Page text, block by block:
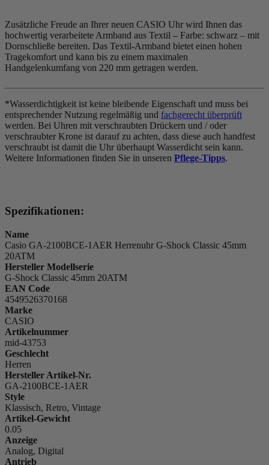
Zusätzliche Freude an Ihrer neuen CASIO Uhr wird Ihnen das
hochwertig verarbeitete Armband aus Textil – Farbe: schwarz – mit
Dornschließe bereiten. Das Textil-Armband bietet einen hohen
Tragekomfort und kann bis zu einem maximalen
Handgelenkumfang von 220 mm getragen werden.
*Wasserdichtigkeit ist keine bleibende Eigenschaft und muss bei
entsprechender Nutzung regelmäßig und fachgerecht überprüft
werden. Bei Uhren mit verschraubten Drückern und / oder
verschraubter Krone ist darauf zu achten, dass diese auch handfest
verschraubt ist damit die Uhr überhaupt Wasserdicht sein kann.
Weitere Informationen finden Sie in unseren Pflege-Tipps.
Spezifikationen:
Name
Casio GA-2100BCE-1AER Herrenuhr G-Shock Classic 45mm
20ATM
Hersteller Modellserie
G-Shock Classic 45mm 20ATM
EAN Code
4549526370168
Marke
CASIO
Artikelnummer
mid-43753
Geschlecht
Herren
Hersteller Artikel-Nr.
GA-2100BCE-1AER
Style
Klassisch, Retro, Vintage
Artikel-Gewicht
0.05
Anzeige
Analog, Digital
Antrieb